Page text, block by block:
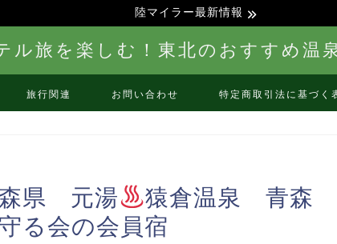
陸マイラー最新情報
ル旅を楽しむ！東北のおすすめ温
旅行関連 お問い合わせ 特定商取引法に基づく
森県 元湯
猿倉温泉 青森
る会の会員宿